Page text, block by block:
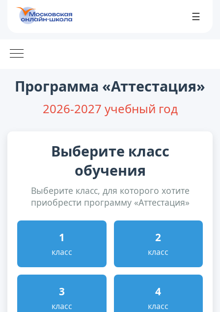
☰
Программа «Аттестация»
2026-2027 учебный год
Выберите класс
обучения
Выберите класс, для которого хотите
приобрести программу «Аттестация»
1
класс
2
класс
3
класс
4
класс